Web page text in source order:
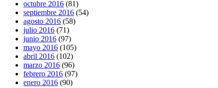
octubre 2016 (81)
septiembre 2016 (54)
agosto 2016 (58)
julio 2016 (71)
junio 2016 (97)
mayo 2016 (105)
abril 2016 (102)
marzo 2016 (96)
febrero 2016 (97)
enero 2016 (90)